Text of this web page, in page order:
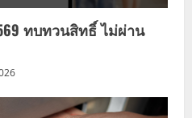
ทบทวนสิทธิ์ ไม่ผ่าน